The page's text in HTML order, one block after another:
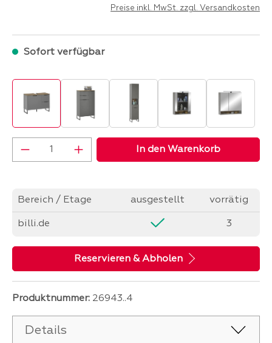
Preise inkl. MwSt. zzgl. Versandkosten
Sofort verfügbar
Produkt Anzahl: Gib den gewünschten
In den Warenkorb
Bereich / Etage ausgestellt vorrätig
billi.de 3
Reservieren & Abholen
Produktnummer: 26943..4
Details